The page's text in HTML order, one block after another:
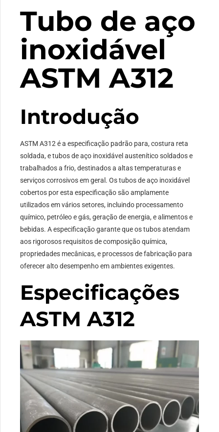
Tubo de aço
inoxidável
ASTM A312
Introdução
ASTM A312 é a especificação padrão para, costura reta
soldada, e tubos de aço inoxidável austenítico soldados e
trabalhados a frio, destinados a altas temperaturas e
serviços corrosivos em geral. Os tubos de aço inoxidável
cobertos por esta especificação são amplamente
utilizados em vários setores, incluindo processamento
químico, petróleo e gás, geração de energia, e alimentos e
bebidas. A especificação garante que os tubos atendam
aos rigorosos requisitos de composição química,
propriedades mecânicas, e processos de fabricação para
oferecer alto desempenho em ambientes exigentes.
Especificações
ASTM A312